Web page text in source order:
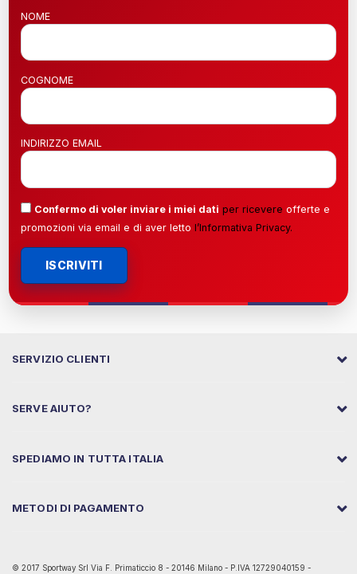
NOME
COGNOME
INDIRIZZO EMAIL
Confermo di voler inviare i miei dati per ricevere offerte e
promozioni via email e di aver letto l’Informativa Privacy.
ISCRIVITI
SERVIZIO CLIENTI
SERVE AIUTO?
SPEDIAMO IN TUTTA ITALIA
METODI DI PAGAMENTO
© 2017 Sportway Srl Via F. Primaticcio 8 - 20146 Milano - P.IVA 12729040159 -